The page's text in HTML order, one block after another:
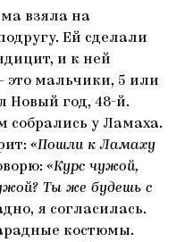
взяла на
Ей сделали
и к ней
это мальчики, 5 или
Новый год, 48-й.
собрались у Ламаха.
«Пошли к Ламаху
«Курс чужой,
Ты же будешь с
я согласилась.
костюмы.